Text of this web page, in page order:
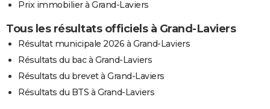
Prix immobilier à Grand-Laviers
Tous les résultats officiels à Grand-Laviers
Résultat municipale 2026 à Grand-Laviers
Résultats du bac à Grand-Laviers
Résultats du brevet à Grand-Laviers
Résultats du BTS à Grand-Laviers